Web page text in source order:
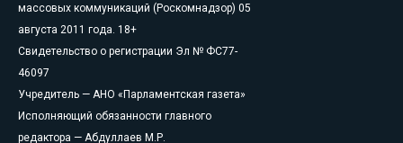
массовых коммуникаций (Роскомнадзор) 05
августа 2011 года. 18+
Свидетельство о регистрации Эл № ФС77-
46097
Учредитель — АНО «Парламентская газета»
Исполняющий обязанности главного
редактора — Абдуллаев М.Р.